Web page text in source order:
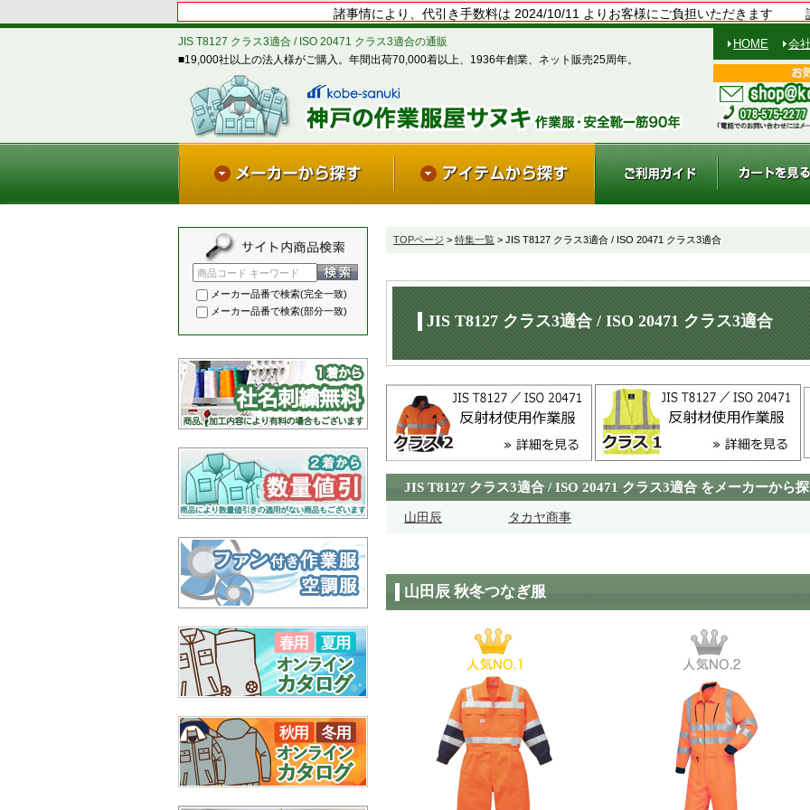
諸事情により、代引き手数料は 2024/10/11 よりお客様にご負担いただきます
JIS T8127 クラス3適合 / ISO 20471 クラス3適合の通販
■19,000社以上の法人様がご購入。年間出荷70,000着以上、1936年創業、ネット販売25周年。
HOME 会
TOPページ > 特集一覧 > JIS T8127 クラス3適合 / ISO 20471 クラス3適合
JIS T8127 クラス3適合 / ISO 20471 クラス3適合
JIS T8127 クラス3適合 / ISO 20471 クラス3適合 をメーカーから
山田辰 タカヤ商事
山田辰 秋冬つなぎ服
商品コード キーワード
メーカー品番で検索(完全一致)
メーカー品番で検索(部分一致)